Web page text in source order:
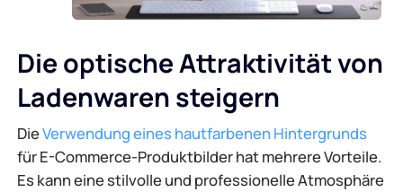
Die optische Attraktivität von
Ladenwaren steigern
DieVerwendung eines hautfarbenen Hintergrunds
für E-Commerce-Produktbilder hat mehrere Vorteile.
Es kann eine stilvolle und professionelle Atmosphäre